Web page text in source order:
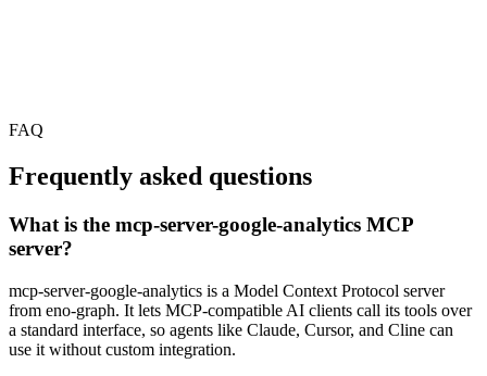
FAQ
Frequently asked questions
What is the mcp-server-google-analytics MCP
server?
mcp-server-google-analytics is a Model Context Protocol server
from eno-graph. It lets MCP-compatible AI clients call its tools over
a standard interface, so agents like Claude, Cursor, and Cline can
use it without custom integration.